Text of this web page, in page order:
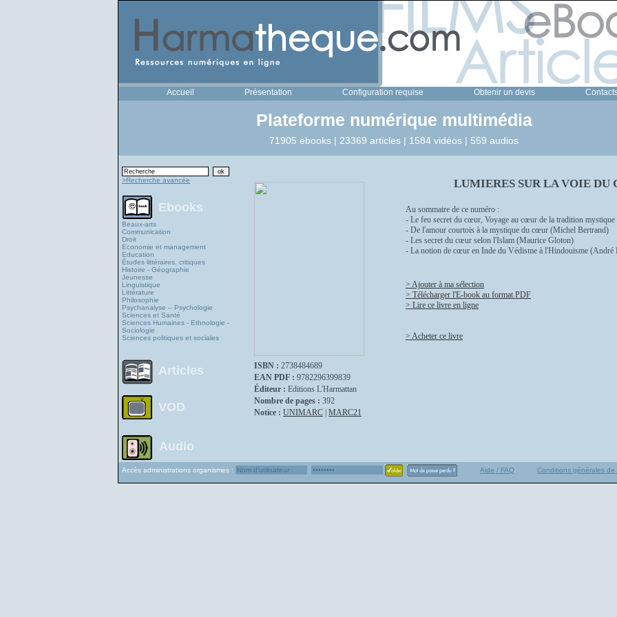
Accueil Présentation Configuration requise Obtenir un devis
Plateforme numérique multimédia
71905 ebooks | 23369 articles | 1584 vidéos | 559 audios
>Recherche avancée
Ebooks
Beaux-arts
Communication
Droit
Economie et management
Education
Études littéraires, critiques
Histoire - Géographie
Jeunesse
Linguistique
Littérature
Philosophie
Psychanalyse – Psychologie
Sciences et Santé
Sciences Humaines - Ethnologie -
Sociologie
Sciences politiques et sociales
Articles
VOD
Audio
ISBN : 2738484689
EAN PDF : 9782296399839
Éditeur : Editions L'Harmattan
Nombre de pages : 392
Notice : UNIMARC MARC21
LUMIERES SUR LA VOIE DU
Au sommaire de ce numéro :
- Le feu secret du cœur, Voyage au cœur de la tradition
- De l'amour courtois à la mystique du cœur (Michel Bertrand)
- Les secret du cœur selon l'Islam (Maurice Gloton)
- La notion de cœur en Inde du Védisme à l'Hindouisme (André
> Ajouter à ma sélection
> Télécharger l'E-book au format PDF
> Lire ce livre en ligne
> Acheter ce livre
Accès administrations organismes : Aide / FAQ Conditions générales de